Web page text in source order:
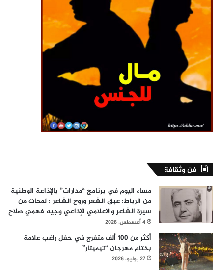
فن وثقافة
مساء اليوم في برنامج “مدارات” بالإذاعة الوطنية
من الرباط: عبق الشعر وروح الشاعر : لمحات من
سيرة الشاعر والاعلامي الإذاعي وجيه فهمي صلاح
4 أغسطس، 2026
أكثر من 100 ألف متفرج في حفل راغب علامة
بختام مهرجان “تيميتار”
27 يوليو، 2026